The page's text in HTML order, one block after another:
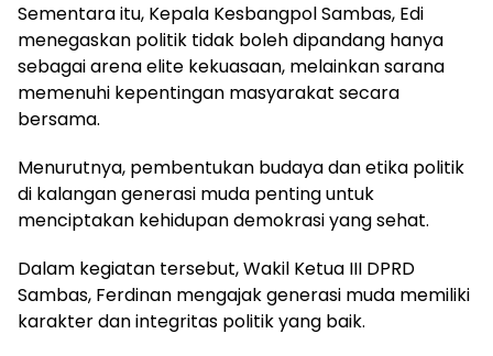
Sementara itu, Kepala Kesbangpol Sambas, Edi
menegaskan politik tidak boleh dipandang hanya
sebagai arena elite kekuasaan, melainkan sarana
memenuhi kepentingan masyarakat secara
bersama.
Menurutnya, pembentukan budaya dan etika politik
di kalangan generasi muda penting untuk
menciptakan kehidupan demokrasi yang sehat.
Dalam kegiatan tersebut, Wakil Ketua III DPRD
Sambas, Ferdinan mengajak generasi muda memiliki
karakter dan integritas politik yang baik.